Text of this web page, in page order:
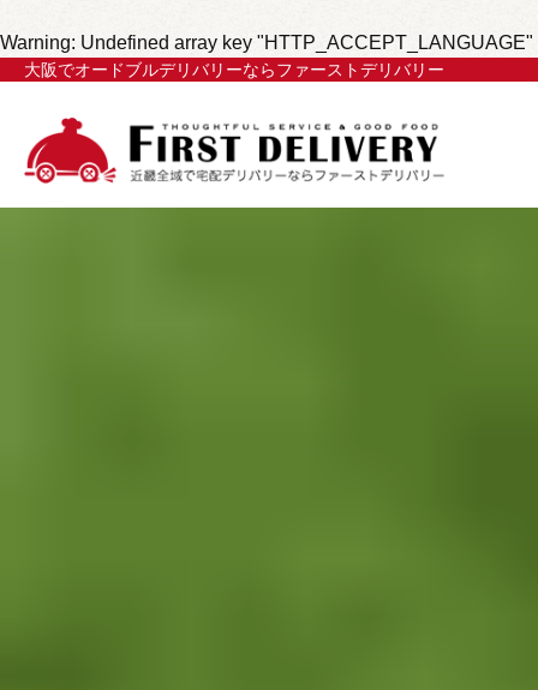
Warning: Undefined array key
大阪でオードブルデリバリーならファーストデリバリー